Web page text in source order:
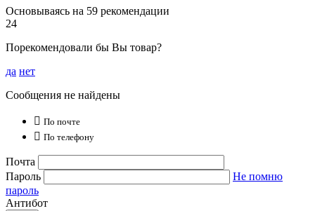
Основываясь на 59 рекомендации
24
Порекомендовали бы Вы товар?
да нет
Сообщения не найдены
 По почте
 По телефону
Почта
Пароль
Не помню
пароль
Антибот